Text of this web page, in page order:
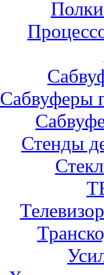
Сабвуферы
Стенды